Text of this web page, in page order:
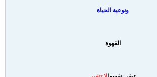
ونوعية الحياة
القهوة